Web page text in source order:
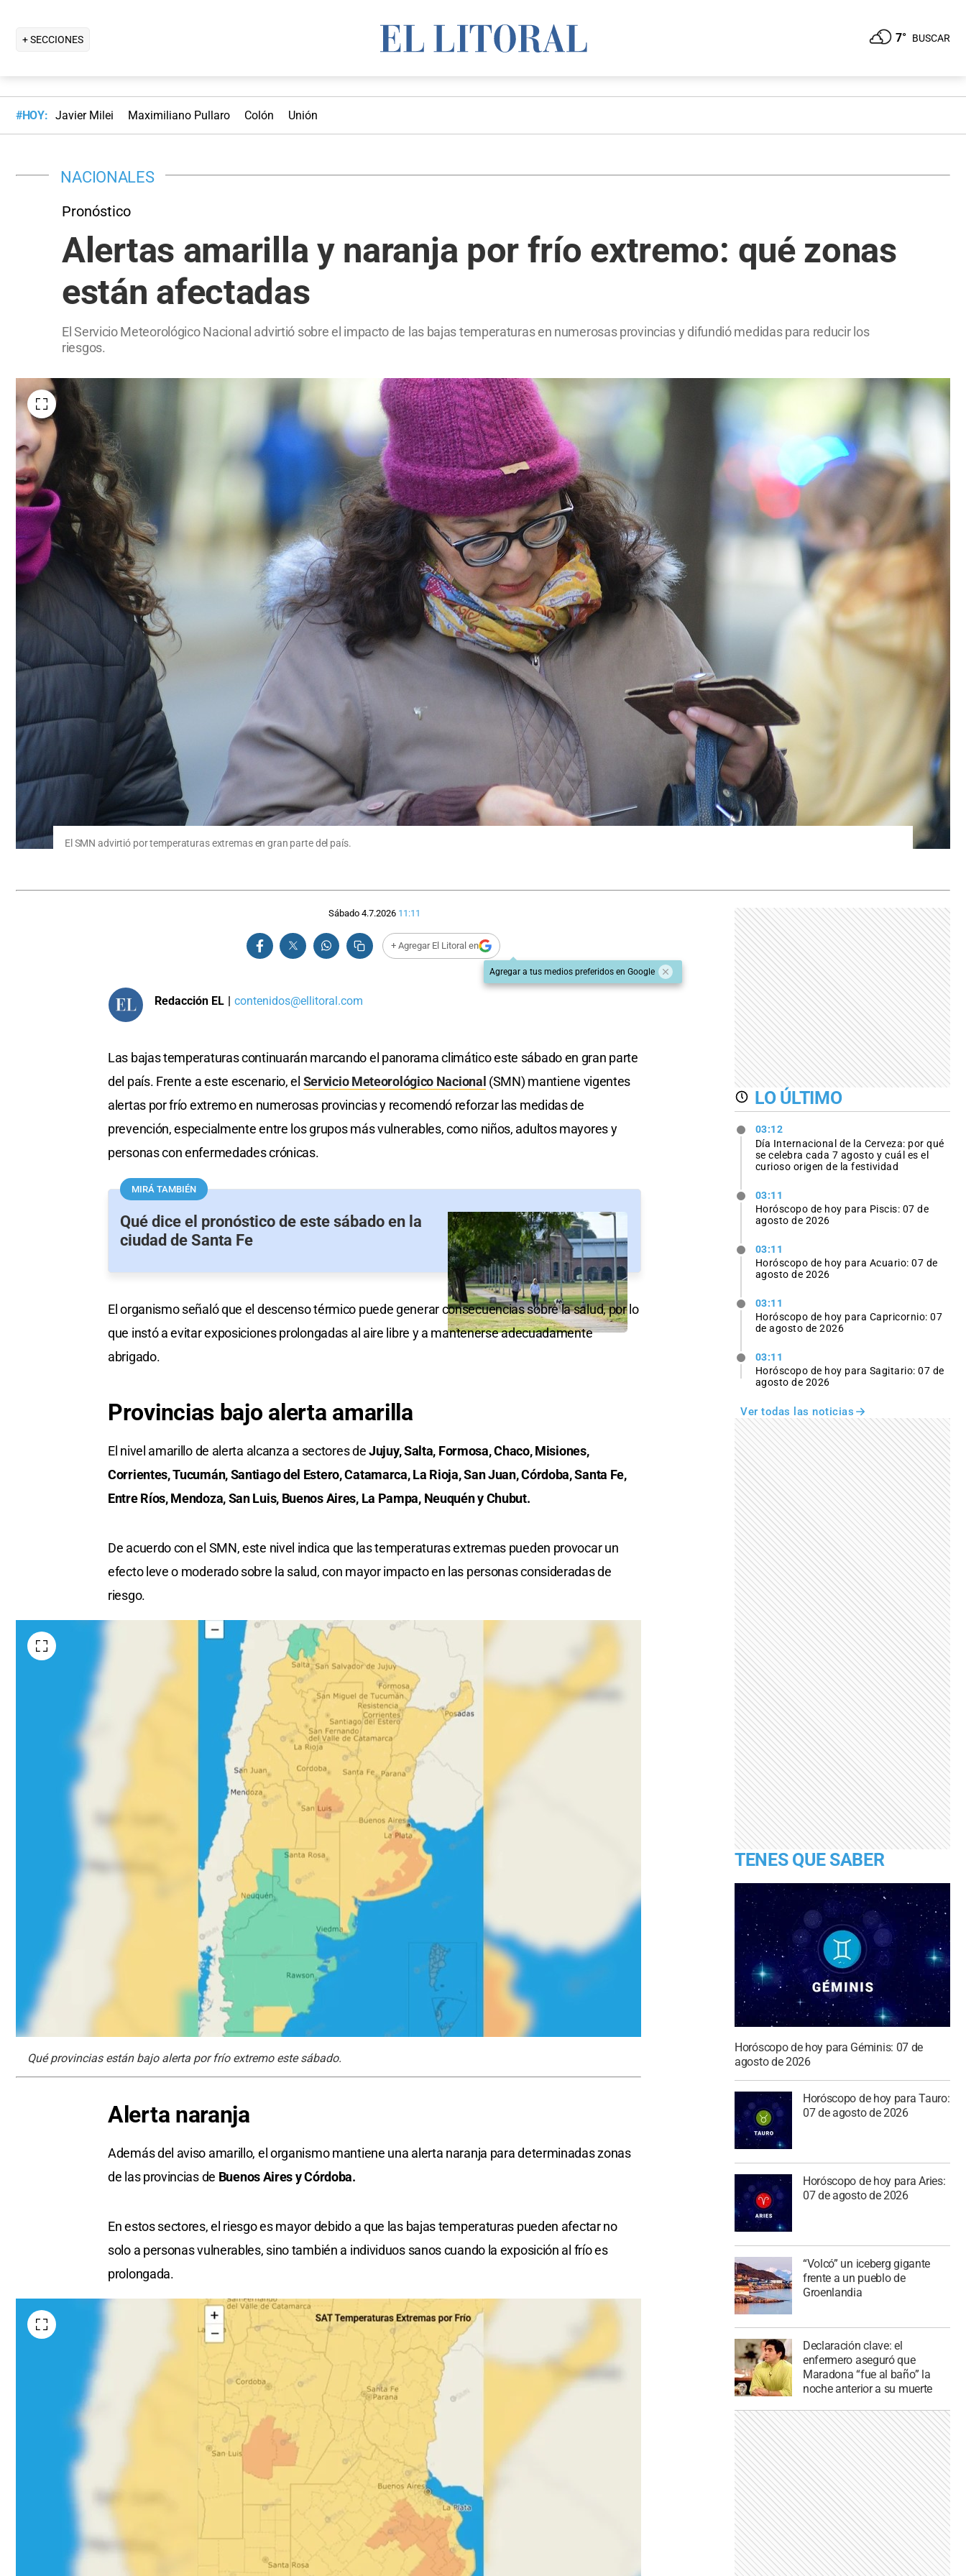
+ SECCIONES 7° BUSCAR
#HOY: Javier Milei Maximiliano Pullaro Colón Unión
NACIONALES
Pronóstico
Alertas amarilla y naranja por frío extremo: qué zonas
están afectadas
El Servicio Meteorológico Nacional advirtió sobre el impacto de las bajas temperaturas en numerosas provincias y difundió medidas para reducir los
riesgos.
El SMN advirtió por temperaturas extremas en gran parte del país.
Sábado 4.7.2026 11:11
+ Agregar El Litoral en
Agregar a tus medios preferidos en Google
Redacción EL | contenidos@ellitoral.com
Las bajas temperaturas continuarán marcando el panorama climático este sábado en gran parte
del país. Frente a este escenario, el Servicio Meteorológico Nacional (SMN) mantiene vigentes
alertas por frío extremo en numerosas provincias y recomendó reforzar las medidas de
prevención, especialmente entre los grupos más vulnerables, como niños, adultos mayores y
personas con enfermedades crónicas.
MIRÁ TAMBIÉN
Qué dice el pronóstico de este sábado en la
ciudad de Santa Fe
El organismo señaló que el descenso térmico puede generar consecuencias sobre la salud, por lo
que instó a evitar exposiciones prolongadas al aire libre y a mantenerse adecuadamente
abrigado.
Provincias bajo alerta amarilla
El nivel amarillo de alerta alcanza a sectores deJujuy, Salta, Formosa, Chaco, Misiones,
Corrientes, Tucumán, Santiago del Estero, Catamarca, La Rioja, San Juan, Córdoba, Santa Fe,
Entre Ríos, Mendoza, San Luis, Buenos Aires, La Pampa, Neuquén y Chubut.
De acuerdo con el SMN, este nivel indica que las temperaturas extremas pueden provocar un
efecto leve o moderado sobre la salud, con mayor impacto en las personas consideradas de
riesgo.
Qué provincias están bajo alerta por frío extremo este sábado.
Alerta naranja
Además del aviso amarillo, el organismo mantiene una alerta naranja para determinadas zonas
de las provincias de Buenos Aires y Córdoba.
En estos sectores, el riesgo es mayor debido a que las bajas temperaturas pueden afectar no
solo a personas vulnerables, sino también a individuos sanos cuando la exposición al frío es
prolongada.
LO ÚLTIMO
03:12
Día Internacional de la Cerveza: por qué
se celebra cada 7 agosto y cuál es el
curioso origen de la festividad
03:11
Horóscopo de hoy para Piscis: 07 de
agosto de 2026
03:11
Horóscopo de hoy para Acuario: 07 de
agosto de 2026
03:11
Horóscopo de hoy para Capricornio: 07
de agosto de 2026
03:11
Horóscopo de hoy para Sagitario: 07 de
agosto de 2026
Ver todas las noticias
TENES QUE SABER
Horóscopo de hoy para Géminis: 07 de
agosto de 2026
Horóscopo de hoy para Tauro:
07 de agosto de 2026
Horóscopo de hoy para Aries:
07 de agosto de 2026
“Volcó” un iceberg gigante
frente a un pueblo de
Groenlandia
Declaración clave: el
enfermero aseguró que
Maradona “fue al baño” la
noche anterior a su muerte